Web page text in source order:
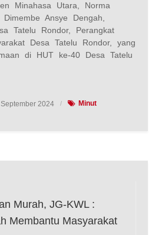
Minahasa Utara, Norma
Ansye Dengah,
Tatelu Rondor, Perangkat
Desa Tatelu Rondor, yang
di HUT ke-40 Desa Tatelu
2024 Minut
Murah, JG-KWL :
Membantu Masyarakat